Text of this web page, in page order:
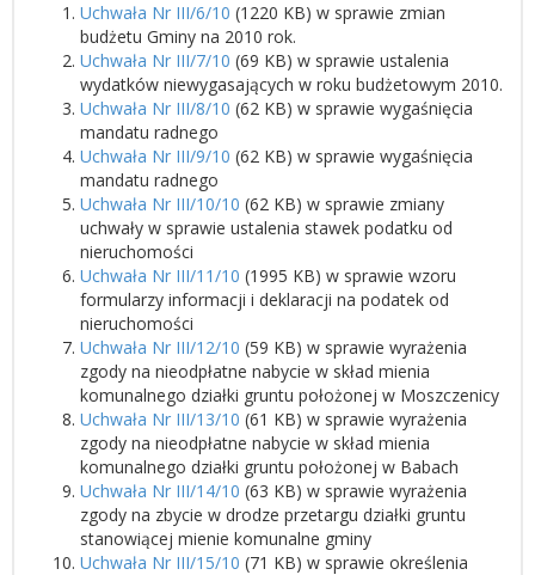
Uchwała Nr III/6/10 (1220 KB) w sprawie zmian
budżetu Gminy na 2010 rok.
Uchwała Nr III/7/10 (69 KB) w sprawie ustalenia
wydatków niewygasających w roku budżetowym 2010.
Uchwała Nr III/8/10 (62 KB) w sprawie wygaśnięcia
mandatu radnego
Uchwała Nr III/9/10 (62 KB) w sprawie wygaśnięcia
mandatu radnego
Uchwała Nr III/10/10 (62 KB) w sprawie zmiany
uchwały w sprawie ustalenia stawek podatku od
nieruchomości
Uchwała Nr III/11/10 (1995 KB) w sprawie wzoru
formularzy informacji i deklaracji na podatek od
nieruchomości
Uchwała Nr III/12/10 (59 KB) w sprawie wyrażenia
zgody na nieodpłatne nabycie w skład mienia
komunalnego działki gruntu położonej w Moszczenicy
Uchwała Nr III/13/10 (61 KB) w sprawie wyrażenia
zgody na nieodpłatne nabycie w skład mienia
komunalnego działki gruntu położonej w Babach
Uchwała Nr III/14/10 (63 KB) w sprawie wyrażenia
zgody na zbycie w drodze przetargu działki gruntu
stanowiącej mienie komunalne gminy
Uchwała Nr III/15/10 (71 KB) w sprawie określenia